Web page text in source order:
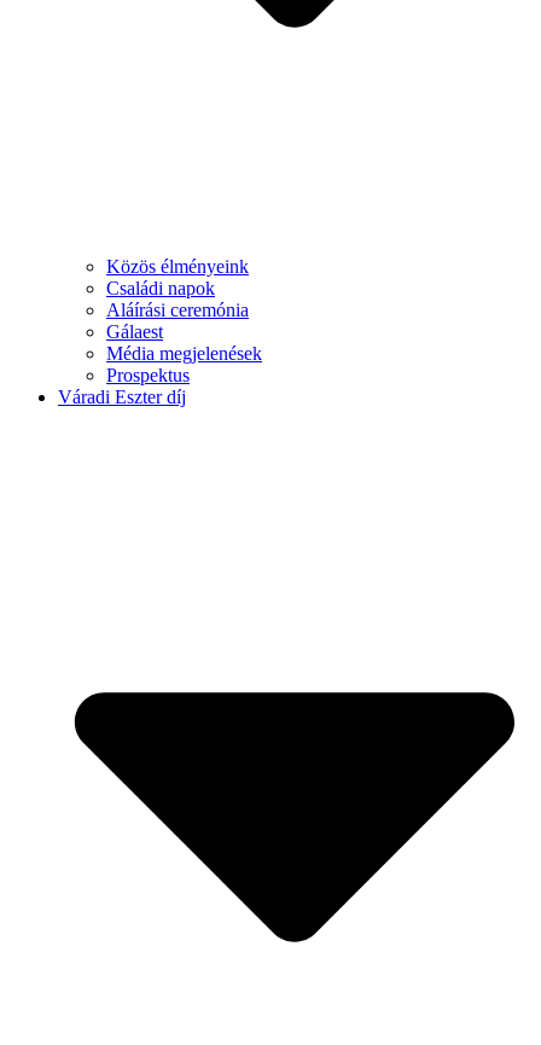
Közös élményeink
Családi napok
Aláírási ceremónia
Gálaest
Média megjelenések
Prospektus
Váradi Eszter díj